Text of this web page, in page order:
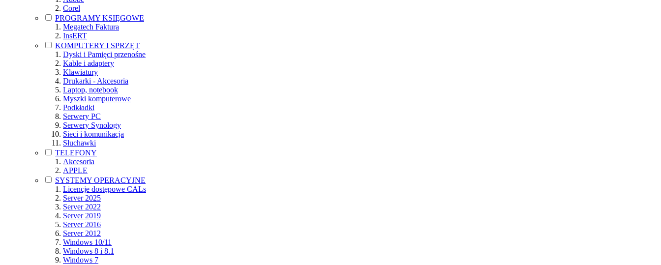
Corel
PROGRAMY KSIĘGOWE
Megatech Faktura
InsERT
KOMPUTERY I SPRZĘT
Dyski i Pamięci przenośne
Kable i adaptery
Klawiatury
Drukarki - Akcesoria
Laptop, notebook
Myszki komputerowe
Podkładki
Serwery PC
Serwery Synology
Sieci i komunikacja
Słuchawki
TELEFONY
Akcesoria
APPLE
SYSTEMY OPERACYJNE
Licencje dostępowe CALs
Server 2025
Server 2022
Server 2019
Server 2016
Server 2012
Windows 10/11
Windows 8 i 8.1
Windows 7